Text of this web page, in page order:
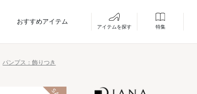
おすすめアイテム
アイテムを探す 特集
パンプス：飾りつき